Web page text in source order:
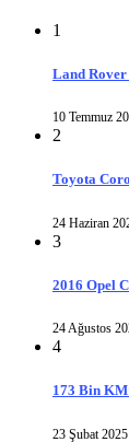
1
Land Rover
10 Temmuz
2
Toyota
24 Haziran
3
2016 Opel
24 Ağustos
4
173 Bin
23 Şubat 2025